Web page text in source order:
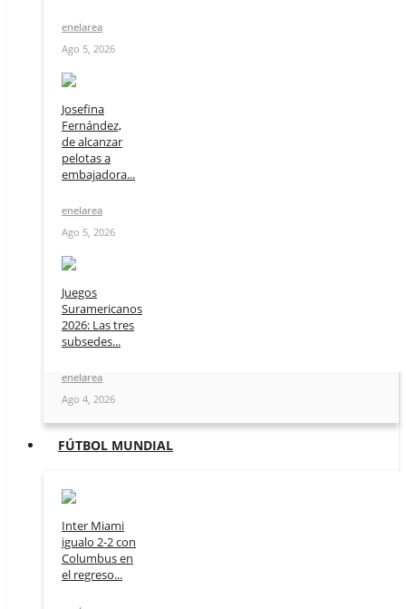
enelarea
Ago 5, 2026
Josefina
Fernández,
de alcanzar
pelotas a
embajadora...
enelarea
Ago 5, 2026
Juegos
Suramericanos
2026: Las tres
subsedes...
enelarea
Ago 4, 2026
FÚTBOL MUNDIAL
Inter Miami
igualo 2-2 con
Columbus en
el regreso...